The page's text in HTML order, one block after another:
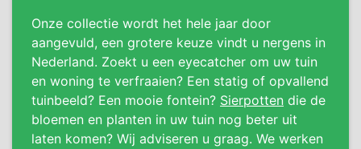
Onze collectie wordt het hele jaar door
aangevuld, een grotere keuze vindt u nergens in
Nederland. Zoekt u een eyecatcher om uw tuin
en woning te verfraaien? Een statig of opvallend
tuinbeeld? Een mooie fontein? Sierpotten die de
bloemen en planten in uw tuin nog beter uit
laten komen? Wij adviseren u graag. We werken